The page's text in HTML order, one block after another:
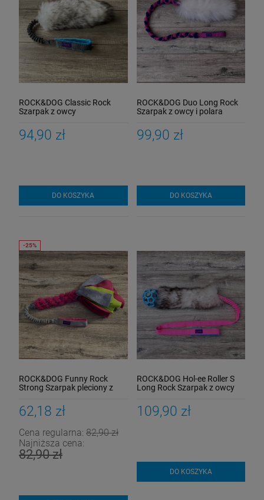
DO KOSZYKA
ROCK&DOG Classic Rock
Szarpak z owcy
94,90 zł
DO KOSZYKA
ROCK&DOG Duo Long Rock
Szarpak z owcy i polara
99,90 zł
DO KOSZYKA
ROCK&DOG Funny Rock
Strong Szarpak pleciony z
62,18 zł
Cena regularna: 82,90 zł
Najniższa cena:
82,90 zł
ROCK&DOG Hol-ee Roller S
Long Rock Szarpak z owcy
109,90 zł
DO KOSZYKA